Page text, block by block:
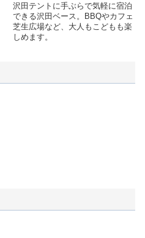
沢田テントに手ぶらで気軽に宿泊
できる沢田ベース。BBQやカフェ
芝生広場など、大人もこどもも楽
しめます。